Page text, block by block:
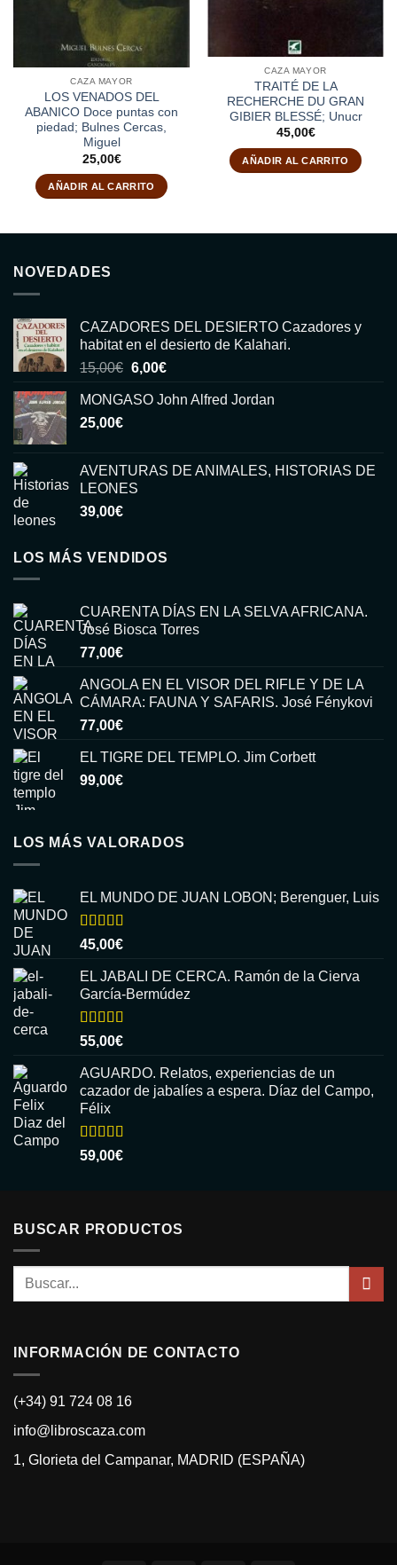
CAZA MAYOR
LOS VENADOS DEL
ABANICO Doce puntas con
piedad; Bulnes Cercas,
Miguel
25,00€
AÑADIR AL CARRITO
CAZA MAYOR
TRAITÉ DE LA
RECHERCHE DU GRAN
GIBIER BLESSÉ; Unucr
45,00€
AÑADIR AL CARRITO
NOVEDADES
CAZADORES DEL DESIERTO Cazadores y
habitat en el desierto de Kalahari.
15,00€ El
original
6,00€El
actual
MONGASO John Alfred Jordan
25,00€
AVENTURAS DE ANIMALES, HISTORIAS DE
LEONES
39,00€
LOS MÁS VENDIDOS
CUARENTA DÍAS EN LA SELVA AFRICANA.
José Biosca Torres
77,00€
ANGOLA EN EL VISOR DEL RIFLE Y DE LA
CÁMARA: FAUNA Y SAFARIS. José Fénykovi
77,00€
EL TIGRE DEL TEMPLO. Jim Corbett
99,00€
LOS MÁS VALORADOS
EL MUNDO DE JUAN LOBON; Berenguer, Luis
Valorado
con
5
45,00€
EL JABALI DE CERCA. Ramón de la Cierva
García-Bermúdez
Valorado
con
5
55,00€
AGUARDO. Relatos, experiencias de un
cazador de jabalíes a espera. Díaz del Campo,
Félix
Valorado
con
59,00€
BUSCAR PRODUCTOS
Buscar
INFORMACIÓN DE CONTACTO
(+34) 91 724 08 16
info@libroscaza.com
1, Glorieta del Campanar, MADRID (ESPAÑA)